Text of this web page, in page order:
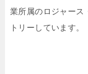
業所属のロジャース
トリーしています。